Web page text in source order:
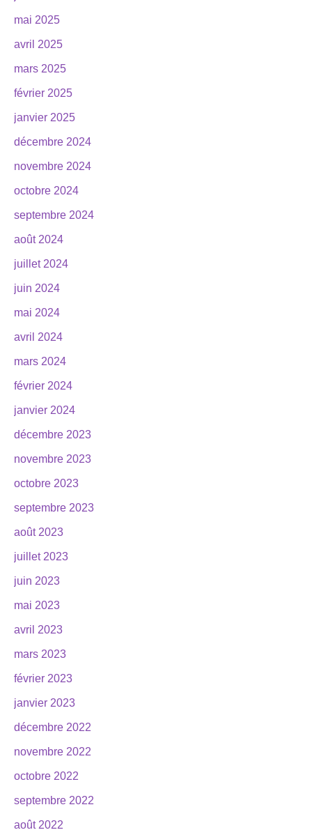
mai 2025
avril 2025
mars 2025
février 2025
janvier 2025
décembre 2024
novembre 2024
octobre 2024
septembre 2024
août 2024
juillet 2024
juin 2024
mai 2024
avril 2024
mars 2024
février 2024
janvier 2024
décembre 2023
novembre 2023
octobre 2023
septembre 2023
août 2023
juillet 2023
juin 2023
mai 2023
avril 2023
mars 2023
février 2023
janvier 2023
décembre 2022
novembre 2022
octobre 2022
septembre 2022
août 2022